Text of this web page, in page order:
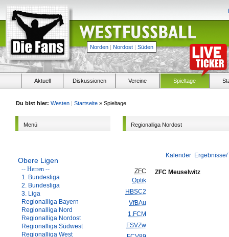
Norden | Nordost | Süden
Aktuell Diskussionen Vereine Spieltage
Du bist hier: Westen | Startseite » Spieltage
Menü
Obere Ligen
-- Herren --
1. Bundesliga
2. Bundesliga
3. Liga
Regionalliga Bayern
Regionalliga Nord
Regionalliga Nordost
Regionalliga Südwest
Regionalliga West
Regionalliga Nordost
Kalender
ZFC
Optik
HBSC2
VfBAu
1.FCM
FSVZw
ZFC Meuselwitz